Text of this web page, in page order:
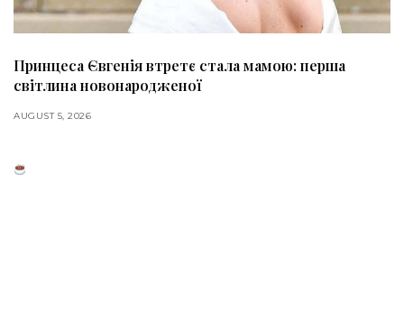
Принцеса Євгенія втретє стала мамою: перша
світлина новонародженої
AUGUST 5, 2026